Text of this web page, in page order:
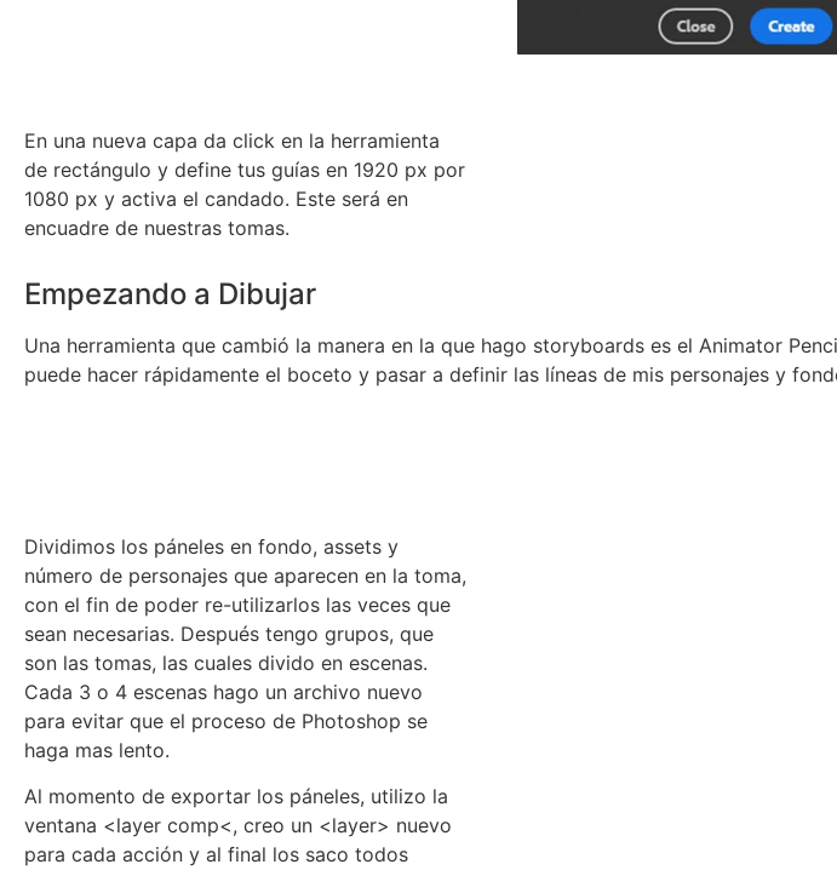
En una nueva capa da click en la herramienta
de rectángulo y define tus guías en 1920 px por
1080 px y activa el candado. Este será en
encuadre de nuestras tomas.
Empezando a Dibujar
Una herramienta que cambió la manera en la que hago storyboards es el Animator
puede hacer rápidamente el boceto y pasar a definir las líneas de mis personajes y
Dividimos los páneles en fondo, assets y
número de personajes que aparecen en la toma,
con el fin de poder re-utilizarlos las veces que
sean necesarias. Después tengo grupos, que
son las tomas, las cuales divido en escenas.
Cada 3 o 4 escenas hago un archivo nuevo
para evitar que el proceso de Photoshop se
haga mas lento.
Al momento de exportar los páneles, utilizo la
ventana <layer comp<, creo un <layer> nuevo
para cada acción y al final los saco todos